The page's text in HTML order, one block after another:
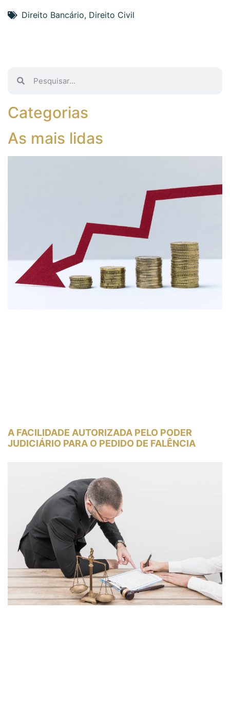
Direito Bancário, Direito Civil
Categorias
As mais lidas
A FACILIDADE AUTORIZADA PELO PODER
JUDICIÁRIO PARA O PEDIDO DE FALÊNCIA